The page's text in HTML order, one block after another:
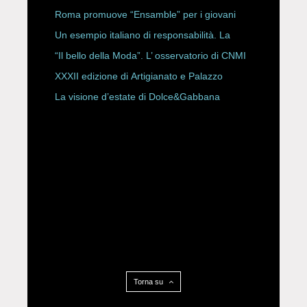
Storici
Roma promuove “Ensamble” per i giovani
Un esempio italiano di responsabilità. La
Rete Slow Fiber
“Il bello della Moda”. L’ osservatorio di CNMI
XXXII edizione di Artigianato e Palazzo
La visione d’estate di Dolce&Gabbana
Torna su